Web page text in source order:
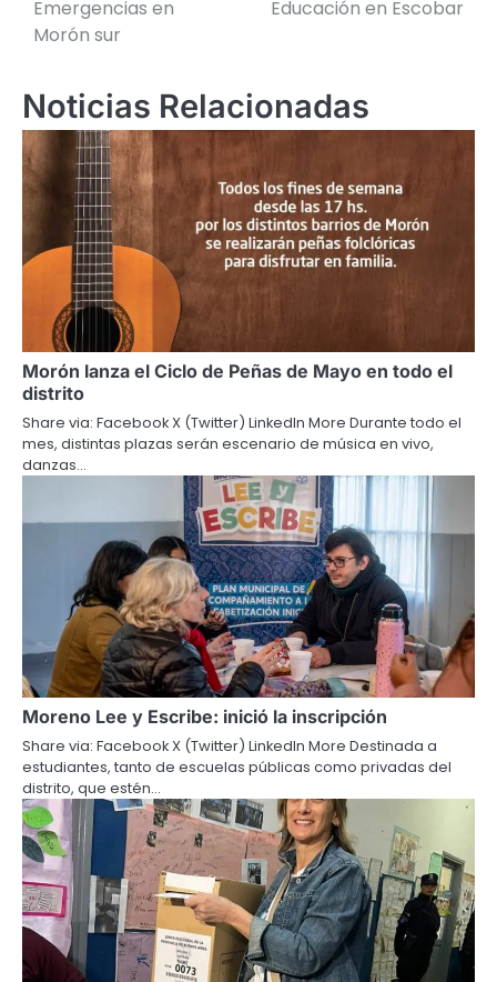
entradas
Emergencias en
Morón sur
Educación en Escobar
Noticias Relacionadas
Morón lanza el Ciclo de Peñas de Mayo en todo el
distrito
Share via: Facebook X (Twitter) LinkedIn More Durante todo el
mes, distintas plazas serán escenario de música en vivo,
danzas…
Moreno Lee y Escribe: inició la inscripción
Share via: Facebook X (Twitter) LinkedIn More Destinada a
estudiantes, tanto de escuelas públicas como privadas del
distrito, que estén…